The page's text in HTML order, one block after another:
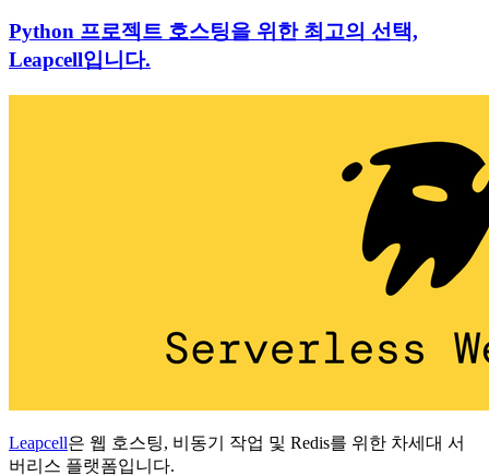
Python 프로젝트 호스팅을 위한 최고의 선택,
Leapcell입니다.
Leapcell은 웹 호스팅, 비동기 작업 및 Redis를 위한 차세대 서
버리스 플랫폼입니다.